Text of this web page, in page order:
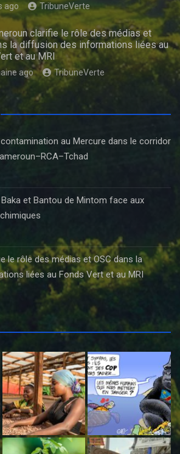
ago TribuneVerte
clarifie le rôle des médias et
la diffusion des informations liées au
et au MRI
ago TribuneVerte
au Mercure dans le corridor
et Bantou de Mintom face aux
le rôle des médias et OSC dans la
liées au Fonds Vert et au MRI